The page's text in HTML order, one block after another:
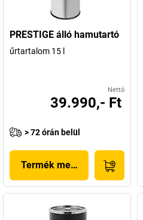
PRESTIGE álló hamutartó
űrtartalom 15 l
Nettó
39.990,- Ft
> 72 órán belül
Termék megjelenítése